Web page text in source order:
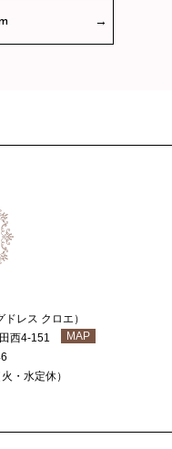
レス クロエ）
西4-151
MAP
・水定休）